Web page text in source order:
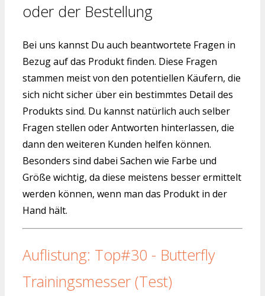
oder der Bestellung
Bei uns kannst Du auch beantwortete Fragen in
Bezug auf das Produkt finden. Diese Fragen
stammen meist von den potentiellen Käufern, die
sich nicht sicher über ein bestimmtes Detail des
Produkts sind. Du kannst natürlich auch selber
Fragen stellen oder Antworten hinterlassen, die
dann den weiteren Kunden helfen können.
Besonders sind dabei Sachen wie Farbe und
Größe wichtig, da diese meistens besser ermittelt
werden können, wenn man das Produkt in der
Hand hält.
Auflistung: Top#30 - Butterfly
Trainingsmesser (Test)